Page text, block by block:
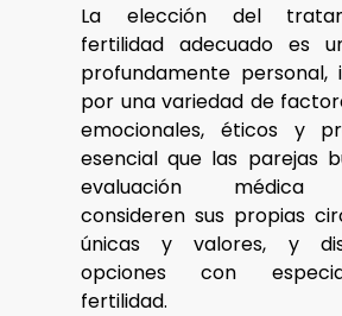
La elección del
fertilidad adecuado es
profundamente personal,
por una variedad de
emocionales, éticos y
esencial que las parejas
evaluación médica
consideren sus propias
únicas y valores, y
opciones con
fertilidad.